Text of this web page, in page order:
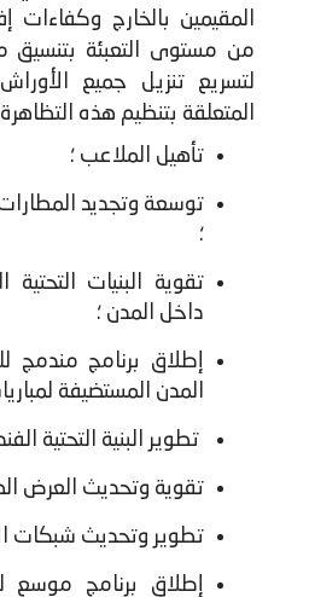
المقيمين بالخارج وكفاءات
من مستوى التعبئة بتنسيق
لتسريع تنزيل جميع الأوراش
المتعلقة بتنظيم هذه
تأهيل الملاعب ؛
توسعة وتجديد
؛
تقوية البنيات
داخل المدن ؛
إطلاق برنامج مندمج
المدن المستضيفة
تطوير البنية التحتية
تقوية وتحديث العرض
تطوير وتحديث شبكات
إطلاق برنامج موسع